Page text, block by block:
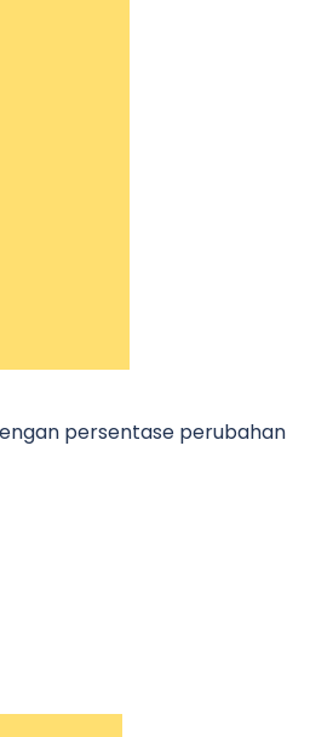
persentase perubahan